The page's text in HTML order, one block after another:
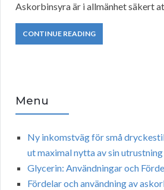
Askorbinsyra är i allmänhet säkert
CONTINUE READING
Menu
Ny inkomstväg för små
ut maximal nytta av sin utrustning
Glycerin: Användningar och
Fördelar och användning av